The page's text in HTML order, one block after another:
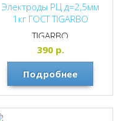
Электроды РЦ д=2,5мм
1кг ГОСТ TIGARBO
TIGARBO
390р.
Подробнее